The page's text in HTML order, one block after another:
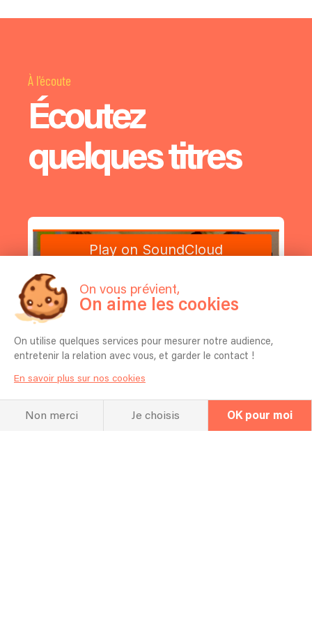
À l'écoute
Écoutez
quelques titres
On vous prévient,
On aime les cookies
On utilise quelques services pour mesurer notre audience,
entretenir la relation avec vous, et garder le contact !
En savoir plus sur nos cookies
Non merci Je choisis OK pour moi